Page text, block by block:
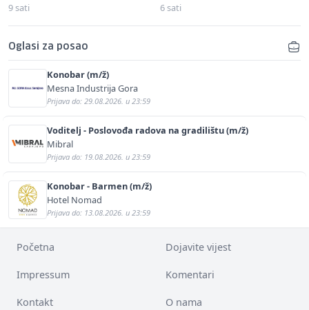
9 sati 6 sati
Oglasi za posao
Konobar (m/ž)
Mesna Industrija Gora
Prijava do: 29.08.2026. u 23:59
Voditelj - Poslovođa radova na gradilištu (m/ž)
Mibral
Prijava do: 19.08.2026. u 23:59
Konobar - Barmen (m/ž)
Hotel Nomad
Prijava do: 13.08.2026. u 23:59
Početna Dojavite vijest
Impressum Komentari
Kontakt O nama